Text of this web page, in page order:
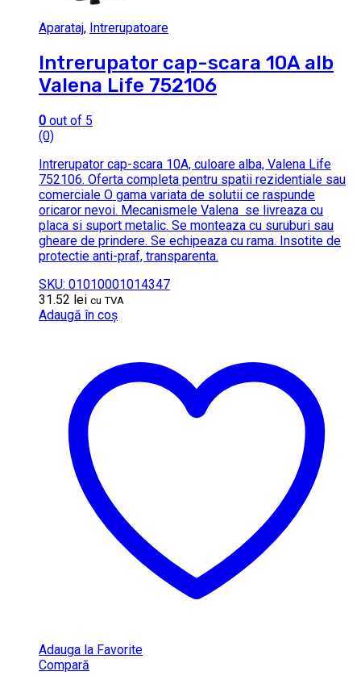
Aparataj, Intrerupatoare
Intrerupator cap-scara 10A alb
Valena Life 752106
0 out of 5
(0)
Intrerupator cap-scara 10A, culoare alba, Valena Life
752106. Oferta completa pentru spatii rezidentiale sau
comerciale O gama variata de solutii ce raspunde
oricaror nevoi. Mecanismele Valena se livreaza cu
placa si suport metalic. Se monteaza cu suruburi sau
gheare de prindere. Se echipeaza cu rama. Insotite de
protectie anti-praf, transparenta.
SKU: 01010001014347
31.52 lei cu TVA
Adaugă în coș
Adauga la Favorite
Compară